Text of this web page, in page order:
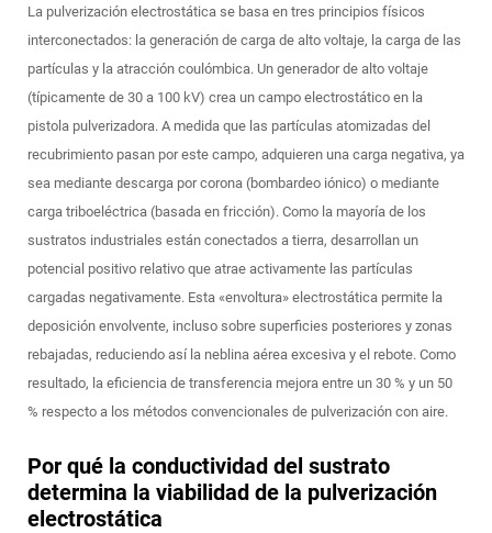
La pulverización electrostática se basa en tres principios físicos
interconectados: la generación de carga de alto voltaje, la carga de las
partículas y la atracción coulómbica. Un generador de alto voltaje
(típicamente de 30 a 100 kV) crea un campo electrostático en la
pistola pulverizadora. A medida que las partículas atomizadas del
recubrimiento pasan por este campo, adquieren una carga negativa, ya
sea mediante descarga por corona (bombardeo iónico) o mediante
carga triboeléctrica (basada en fricción). Como la mayoría de los
sustratos industriales están conectados a tierra, desarrollan un
potencial positivo relativo que atrae activamente las partículas
cargadas negativamente. Esta «envoltura» electrostática permite la
deposición envolvente, incluso sobre superficies posteriores y zonas
rebajadas, reduciendo así la neblina aérea excesiva y el rebote. Como
resultado, la eficiencia de transferencia mejora entre un 30 % y un 50
% respecto a los métodos convencionales de pulverización con aire.
Por qué la conductividad del sustrato
determina la viabilidad de la pulverización
electrostática